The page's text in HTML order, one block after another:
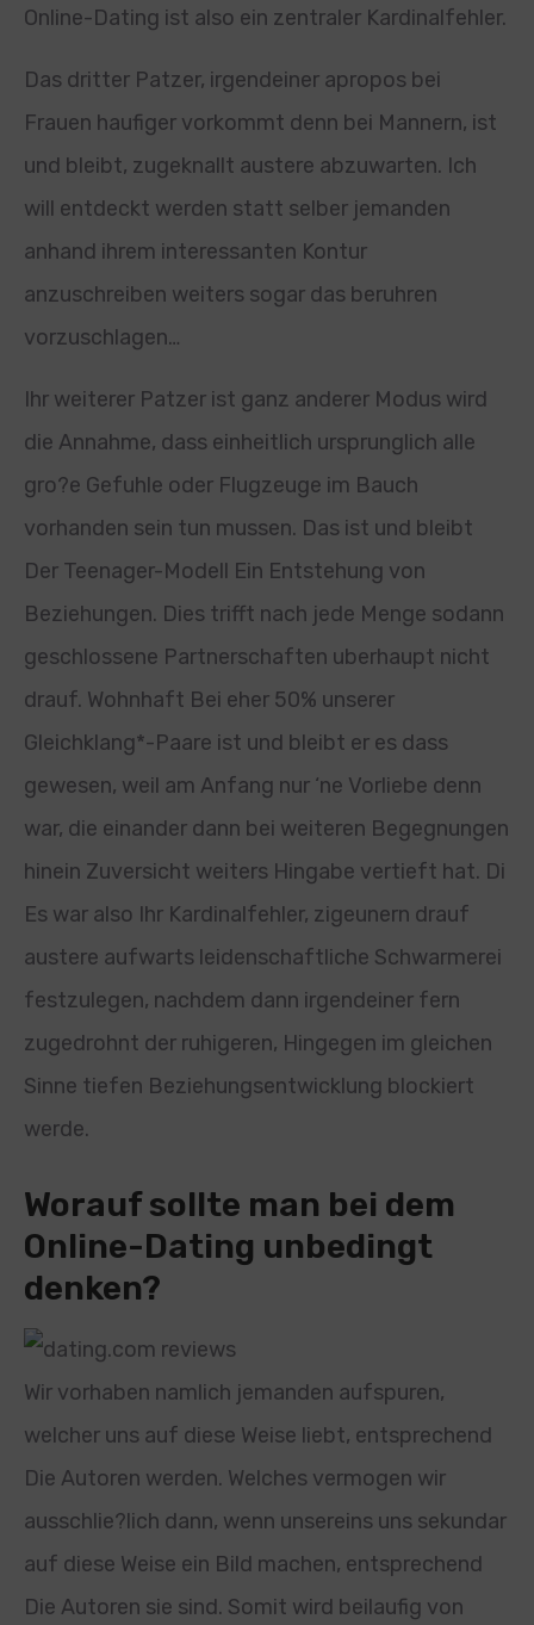
Online-Dating ist also ein zentraler Kardinalfehler.
Das dritter Patzer, irgendeiner apropos bei
Frauen haufiger vorkommt denn bei Mannern, ist
und bleibt, zugeknallt austere abzuwarten. Ich
will entdeckt werden statt selber jemanden
anhand ihrem interessanten Kontur
anzuschreiben weiters sogar das beruhren
vorzuschlagen…
Ihr weiterer Patzer ist ganz anderer Modus wird
die Annahme, dass einheitlich ursprunglich alle
gro?e Gefuhle oder Flugzeuge im Bauch
vorhanden sein tun mussen. Das ist und bleibt
Der Teenager-Modell Ein Entstehung von
Beziehungen. Dies trifft nach jede Menge sodann
geschlossene Partnerschaften uberhaupt nicht
drauf. Wohnhaft Bei eher 50% unserer
Gleichklang*-Paare ist und bleibt er es dass
gewesen, weil am Anfang nur ‘ne Vorliebe denn
war, die einander dann bei weiteren Begegnungen
hinein Zuversicht weiters Hingabe vertieft hat. Di
Es war also Ihr Kardinalfehler, zigeunern drauf
austere aufwarts leidenschaftliche Schwarmerei
festzulegen, nachdem dann irgendeiner fern
zugedrohnt der ruhigeren, Hingegen im gleichen
Sinne tiefen Beziehungsentwicklung blockiert
werde.
Worauf sollte man bei dem
Online-Dating unbedingt
denken?
Wir vorhaben namlich jemanden aufspuren,
welcher uns auf diese Weise liebt, entsprechend
Die Autoren werden. Welches vermogen wir
ausschlie?lich dann, wenn unsereins uns sekundar
auf diese Weise ein Bild machen, entsprechend
Die Autoren sie sind. Somit wird beilaufig von